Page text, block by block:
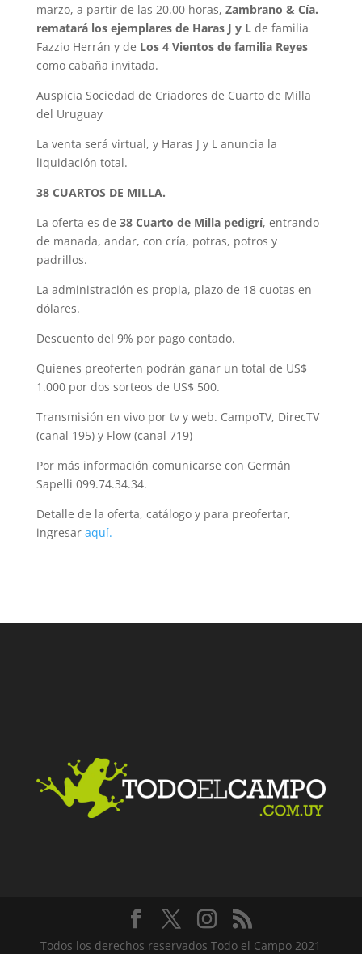
marzo, a partir de las 20.00 horas, Zambrano & Cía.
rematará los ejemplares de Haras J y Lde familia
Fazzio Herrán y de Los 4 Vientos de familia Reyes
como cabaña invitada.
Auspicia Sociedad de Criadores de Cuarto de Milla
del Uruguay
La venta será virtual, y Haras J y L anuncia la
liquidación total.
38 CUARTOS DE MILLA.
La oferta es de 38 Cuarto de Milla pedigrí, entrando
de manada, andar, con cría, potras, potros y
padrillos.
La administración es propia, plazo de 18 cuotas en
dólares.
Descuento del 9% por pago contado.
Quienes preoferten podrán ganar un total de US$
1.000 por dos sorteos de US$ 500.
Transmisión en vivo por tv y web. CampoTV, DirecTV
(canal 195) y Flow (canal 719)
Por más información comunicarse con Germán
Sapelli 099.74.34.34.
Detalle de la oferta, catálogo y para preofertar,
ingresar aquí.
Todos los derechos reservados Todo el Campo 2021